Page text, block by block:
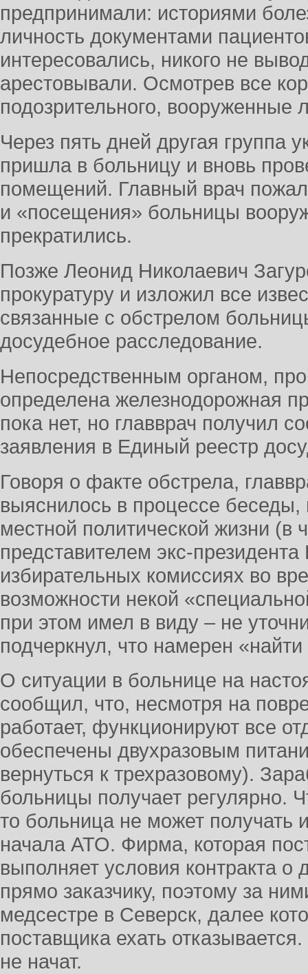
предпринимали: историями
личность документами
интересовались, никого не
арестовывали. Осмотрев все
подозрительного, вооруженные
Через пять дней другая группа
пришла в больницу и вновь
помещений. Главный врач
и «посещения» больницы
прекратились.
Позже Леонид Николаевич
прокуратуру и изложил все
связанные с обстрелом
досудебное расследование.
Непосредственным органом,
определена железнодорожная
пока нет, но главврач получил
заявления в Единый реестр
Говоря о факте обстрела,
выяснилось в процессе беседы,
местной политической жизни (в
представителем экс-
избирательных комиссиях во
возможности некой
при этом имел в виду – не
подчеркнул, что намерен «найти
О ситуации в больнице на
сообщил, что, несмотря на
работает, функционируют все
обеспечены двухразовым
вернуться к трехразовому).
больницы получает регулярно.
то больница не может получать
начала АТО. Фирма, которая
выполняет условия контракта о
прямо заказчику, поэтому за
медсестре в Северск, далее
поставщика ехать
не начат.